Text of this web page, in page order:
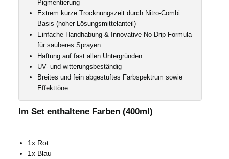
Pigmentierung
Extrem kurze Trocknungszeit durch Nitro-Combi
Basis (hoher Lösungsmittelanteil)
Einfache Handhabung & Innovative No-Drip Formula
für sauberes Sprayen
Haftung auf fast allen Untergründen
UV- und witterungsbeständig
Breites und fein abgestuftes Farbspektrum sowie
Effekttöne
Im Set enthaltene Farben (400ml)
1x Rot
1x Blau